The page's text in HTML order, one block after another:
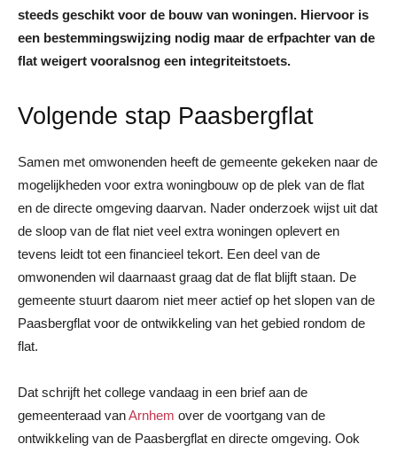
steeds geschikt voor de bouw van woningen. Hiervoor is
een bestemmingswijzing nodig maar de erfpachter van de
flat weigert vooralsnog een integriteitstoets.
Volgende stap Paasbergflat
Samen met omwonenden heeft de gemeente gekeken naar de
mogelijkheden voor extra woningbouw op de plek van de flat
en de directe omgeving daarvan. Nader onderzoek wijst uit dat
de sloop van de flat niet veel extra woningen oplevert en
tevens leidt tot een financieel tekort. Een deel van de
omwonenden wil daarnaast graag dat de flat blijft staan. De
gemeente stuurt daarom niet meer actief op het slopen van de
Paasbergflat voor de ontwikkeling van het gebied rondom de
flat.
Dat schrijft het college vandaag in een brief aan de
gemeenteraad vanArnhem over de voortgang van de
ontwikkeling van de Paasbergflat en directe omgeving. Ook